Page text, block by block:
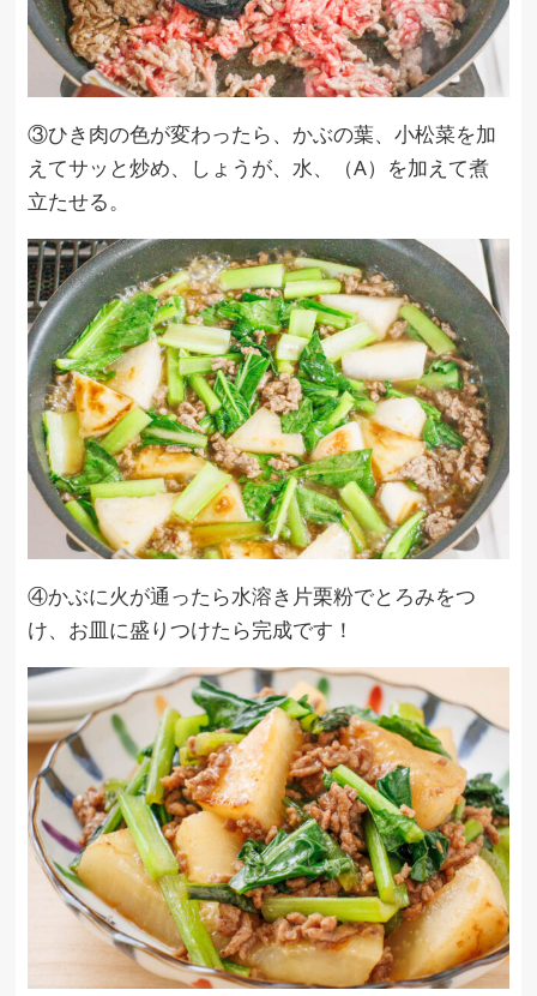
③ひき肉の色が変わったら、かぶの葉、小松菜を加
えてサッと炒め、しょうが、水、（A）を加えて煮
立たせる。
④かぶに火が通ったら水溶き片栗粉でとろみをつ
け、お皿に盛りつけたら完成です！